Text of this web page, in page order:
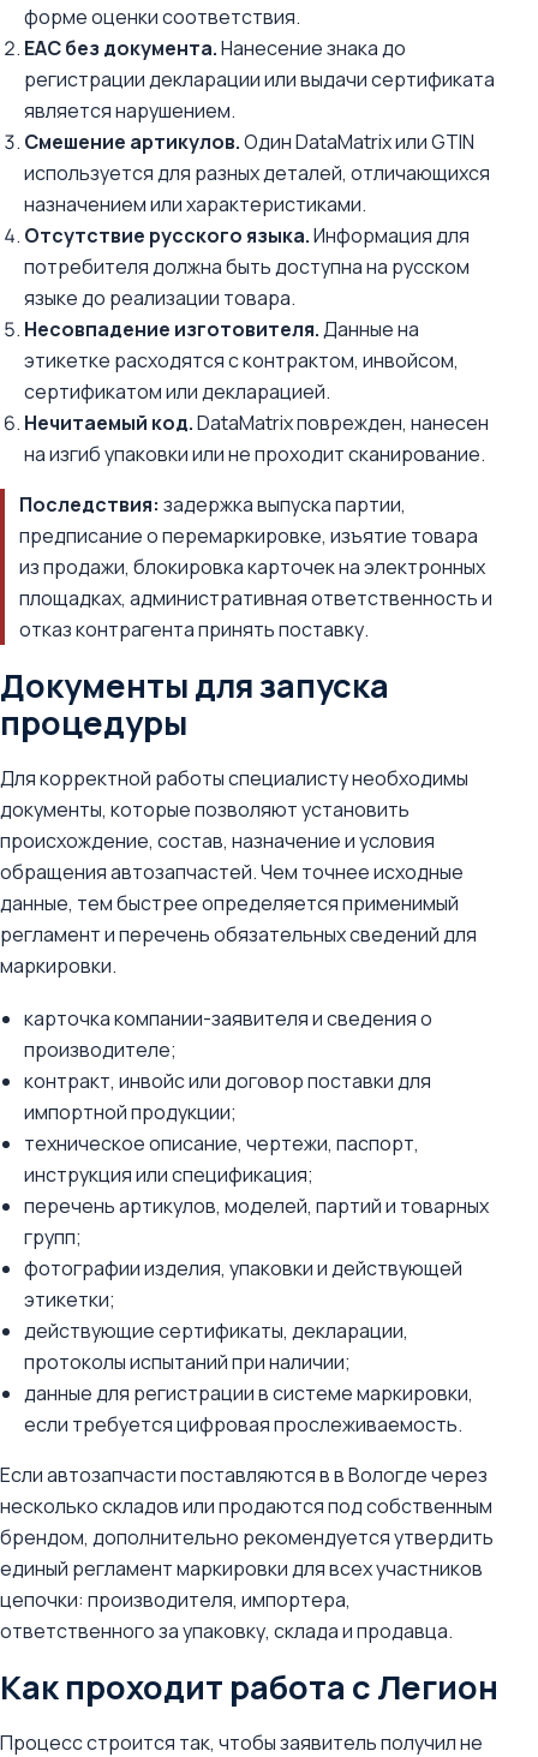
форме оценки соответствия.
ЕАС без документа.Нанесение знака до
регистрации декларации или выдачи сертификата
является нарушением.
Смешение артикулов.Один DataMatrix или GTIN
используется для разных деталей, отличающихся
назначением или характеристиками.
Отсутствие русского языка.Информация для
потребителя должна быть доступна на русском
языке до реализации товара.
Несовпадение изготовителя.Данные на
этикетке расходятся с контрактом, инвойсом,
сертификатом или декларацией.
Нечитаемый код.DataMatrix поврежден, нанесен
на изгиб упаковки или не проходит сканирование.
Последствия: задержка выпуска партии,
предписание о перемаркировке, изъятие товара
из продажи, блокировка карточек на электронных
площадках, административная ответственность и
отказ контрагента принять поставку.
Документы для запуска
процедуры
Для корректной работы специалисту необходимы
документы, которые позволяют установить
происхождение, состав, назначение и условия
обращения автозапчастей. Чем точнее исходные
данные, тем быстрее определяется применимый
регламент и перечень обязательных сведений для
маркировки.
карточка компании-заявителя и сведения о
производителе;
контракт, инвойс или договор поставки для
импортной продукции;
техническое описание, чертежи, паспорт,
инструкция или спецификация;
перечень артикулов, моделей, партий и товарных
групп;
фотографии изделия, упаковки и действующей
этикетки;
действующие сертификаты, декларации,
протоколы испытаний при наличии;
данные для регистрации в системе маркировки,
если требуется цифровая прослеживаемость.
Если автозапчасти поставляются в в Вологде через
несколько складов или продаются под собственным
брендом, дополнительно рекомендуется утвердить
единый регламент маркировки для всех участников
цепочки: производителя, импортера,
ответственного за упаковку, склада и продавца.
Как проходит работа с Легион
Процесс строится так, чтобы заявитель получил не